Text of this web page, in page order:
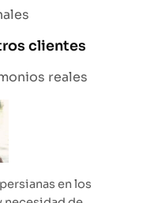
clientes
reales
en los